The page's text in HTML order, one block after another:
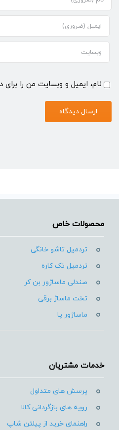
نام، ایمیل و وبسایت من را برای
محصولات خاص
تردمیل تاشو خانگی
تردمیل تک کاره
صندلی ماساژور بن کر
تخت ماساژ برقی
ماساژور پا
خدمات مشتریان
پرسش های متداول
رویه های بازگردانی کالا
راهنمای خرید از پیلتن شاپ